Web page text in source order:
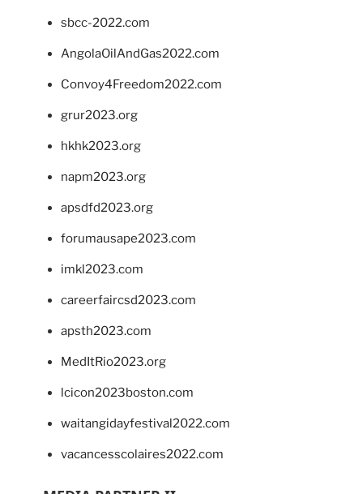
sbcc-2022.com
AngolaOilAndGas2022.com
Convoy4Freedom2022.com
grur2023.org
hkhk2023.org
napm2023.org
apsdfd2023.org
forumausape2023.com
imkl2023.com
careerfaircsd2023.com
apsth2023.com
MedItRio2023.org
lcicon2023boston.com
waitangidayfestival2022.com
vacancesscolaires2022.com